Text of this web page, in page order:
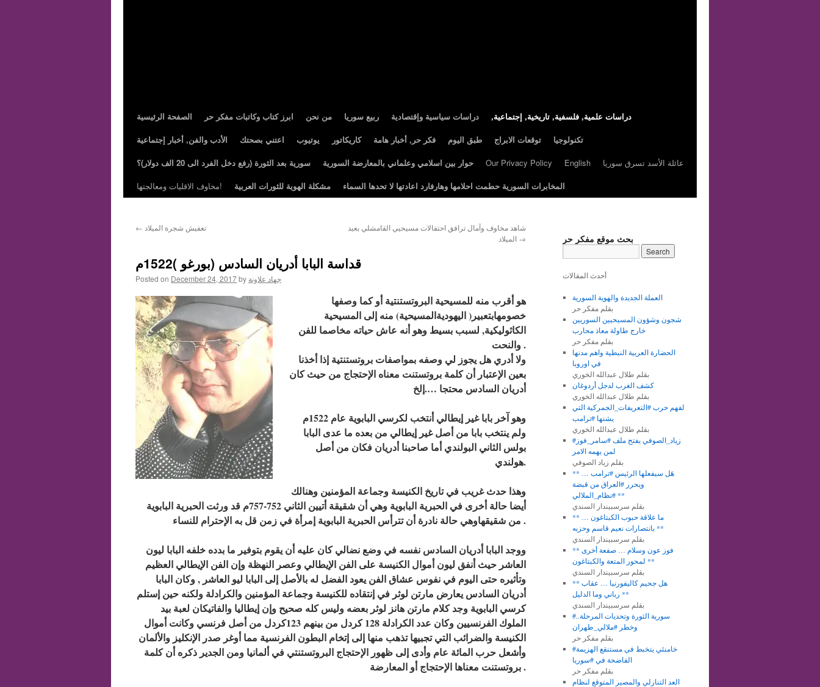
الصفحة الرئيسية ابرز كتاب وكاتبات مفكر حر من نحن ربيع سوريا دراسات سياسية وإقتصادية
,دراسات علمية, فلسفية, تاريخية, إجتماعية
الأدب والفن, أخبار إجتماعية
اعتني بصحتك يوتيوب كاريكاتور فكر حر, أخبار هامة طبق اليوم توقعات الابراج
تكنولوجيا
سورية بعد الثورة (رفع دخل الفرد الى 20 الف دولار)؟
حوار بين اسلامي وعلماني بالمعارضة السورية Our Privacy Policy English
عائلة الأسد تسرق سوريا
مخاوف الاقليات ومعالجتها!
مشكلة الهوية للثورات العربية المخابرات السورية حطمت احلامها وهارفارد اعادتها لا تحدها السماء
← تعفيش شجرة الميلاد
شاهد مخاوف وآمال ترافق احتفالات مسيحيي القامشلي بعيد
→
قداسة البابا أدريان السادس (بورغو )1522م
Posted on December 24, 2017by جهاد علاونة
هو أقرب منه للمسيحية البروتستنتية أو كما وصفها
خصومهابتعبير( اليهوديةالمسيحية) منه إلى المسيحية
الكاثوليكية, لسبب بسيط وهو أنه عاش حياته مخاصما للفن
والنحت .
ولا أدري هل يجوز لي وصفه بمواصفات بروتستنتية إذا أخذنا
بعين الإعتبار أن كلمة بروتستنت معناه الإحتجاج من حيث كان
أدريان السادس محتجا ….إلخ
وهو آخر بابا غير إيطالي أنتخب لكرسي البابوية عام 1522م
ولم ينتخب بابا من أصل غير إيطالي من بعده ما عدى البابا
بولس الثاني البولندي أما صاحبنا أدريان فكان من أصل
هولندي.
وهذا حدث غريب في تاريخ الكنيسة وجماعة المؤمنين وهنالك
أيضا حالة أخرى في الحبرية البابوية وهي أن شقيقة أتيين الثاني 752-757م قد ورثت الحبرية البابوية
من شقيقهاوهي حالة نادرة أن تترأس الحبرية البابوية إمرأة في زمن قل به الإحترام للنساء .
ووجد البابا أدريان السادس نفسه في وضع نضالي كان عليه أن يقوم بتوفير ما بدده خلفه البابا ليون
العاشر حيث أنفق ليون أموال الكنيسة على الفن الإيطالي وعصر النهظة وإن الفن الإيطالي العظيم
وتأثيره حتى اليوم في نفوس عشاق الفن يعود الفضل له بالأصل إلى البابا ليو العاشر , وكان البابا
أدريان السادس يعارض مارتن لوثر في إنتقاده للكنيسة وجماعة المؤمنين والكرادلة ولكنه حين إستلم
كرسي البابوية وجد كلام مارتن هانز لوثر بعضه وليس كله صحيح وإن إيطاليا والفاتيكان لعبة بيد
الملوك الفرنسيين وكان عدد الكرادلة 128 كردل من بينهم 123كردل من أصل فرنسي وكانت أموال
الكنيسة والضرائب التي تجبيها تذهب منها إلى إتخام البطون الفرنسية مما أوغر صدر الإنكليز والألمان
وأشعل حرب المائة عام وأدى إلى ظهور الإحتجاج البروتستنتي في ألمانيا ومن الجدير ذكره أن كلمة
بروتستنت معناها الإحتجاج أو المعارضة .
بحث موقع مفكر حر
أحدث المقالات
العملة الجديدة والهوية السورية
بقلم مفكر حر
شجون وشؤون المسيحيين السوريين
خارج طاولة معاذ محارب
بقلم مفكر حر
الحضارة العربية النبطية واهم مدنها
في اوروبا
بقلم طلال عبدالله الخوري
كشف الغرب لدجل أردوغان
بقلم طلال عبدالله الخوري
لفهم حرب #التعريفات_الجمركية التي
يشنها #ترامب
بقلم طلال عبدالله الخوري
#زياد_الصوفي يفتح ملف #سامر_فوز
لمن يهمه الامر
بقلم زياد الصوفي
** هَل سيفعلها الرئيس #ترامب …
ويحرر #العراق من قبضة
#نظام_الملالي **
بقلم سرسبيندار السندي
** ما علاقة حبوب الكبتاغون …
بانتصارات نعيم قاسم وحزبه **
بقلم سرسبيندار السندي
** فوز عون وسلام … صفعة أخرى
لمحور المتعة والكبتاغون **
بقلم سرسبيندار السندي
** هل جحيم كاليفورنيا … عقاب
رباني وما الدليل **
بقلم سرسبيندار السندي
#سورية الثورة وتحديات المرحلة..
وخطر #ملالي_طهران
بقلم مفكر حر
#خامنئي يتخبط في مستنقع الهزيمة
الفاضحة في #سوريا
بقلم مفكر حر
العد التنازلي والمصير المتوقع لنظام